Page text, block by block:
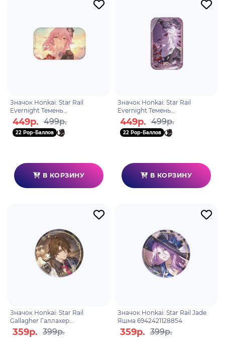
Значок Honkai: Star Rail
Evernight Темень
6942421199540
449р. 499р.
22 Pop-Баллов
В КОРЗИНУ
Значок Honkai: Star Rail
Evernight Темень
6942630804808
449р. 499р.
22 Pop-Баллов
В КОРЗИНУ
Значок Honkai: Star Rail
Gallagher Галлахер
6942421116677
359р. 399р.
Значок Honkai: Star Rail Jade
Яшма 6942421128854
359р. 399р.